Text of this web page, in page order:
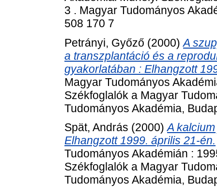
3 . Magyar Tudományos
508 170 7
Petrányi, Győző (2000)A
a transzplantáció és a
gyakorlatában : Elhangzott
Magyar Tudományos
Székfoglalók a Magyar
Tudományos Akadémia,
Spät, András (2000)A
Elhangzott 1999. április 21-én.
Tudományos Akadémián :
Székfoglalók a Magyar
Tudományos Akadémia,